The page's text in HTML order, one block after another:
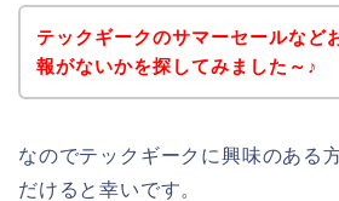
テックギークのサマーセールなど
報がないかを探してみました～♪
なのでテックギークに興味のある
だけると幸いです。